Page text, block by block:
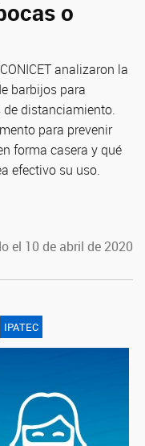
o
analizaron la
barbijos para
distanciamiento.
para prevenir
forma casera y qué
efectivo su uso.
el 10 de abril de 2020
IPATEC